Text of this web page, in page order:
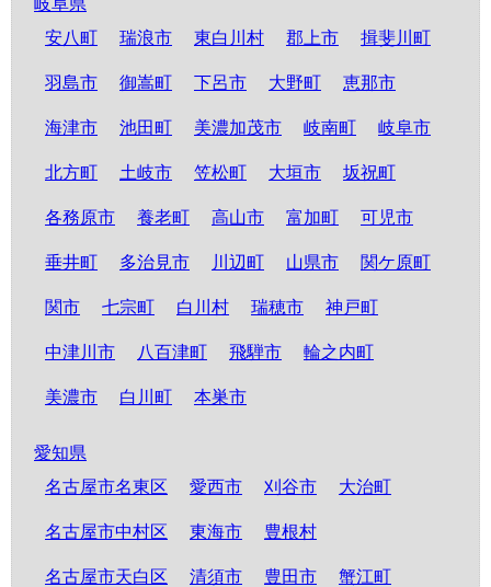
岐阜県
安八町
瑞浪市 東白川村 郡上市 揖斐川町
羽島市 御嵩町 下呂市 大野町 恵那市
海津市 池田町 美濃加茂市 岐南町 岐阜市
北方町 土岐市 笠松町 大垣市 坂祝町
各務原市 養老町 高山市 富加町 可児市
垂井町 多治見市 川辺町 山県市 関ケ原町
関市 七宗町 白川村 瑞穂市 神戸町
中津川市 八百津町 飛騨市 輪之内町
美濃市 白川町 本巣市
愛知県
名古屋市名東区
愛西市 刈谷市 大治町
名古屋市中村区 東海市 豊根村
名古屋市天白区 清須市 豊田市 蟹江町